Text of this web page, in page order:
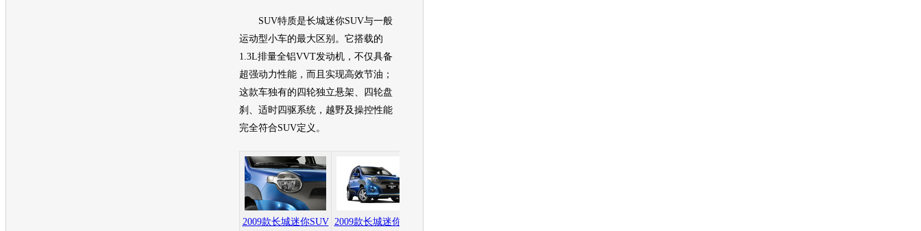
SUV特质是长城迷你SUV与一般
运动型小车的最大区别。它搭载的
1.3L排量全铝VVT发动机，不仅具备
超强动力性能，而且实现高效节油；
这款车独有的四轮独立悬架、四轮盘
刹、适时四驱系统，越野及操控性能
完全符合SUV定义。
2009款长城迷你SUV 2009款长城迷你SUV